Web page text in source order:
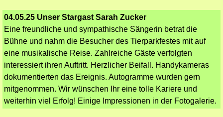
04.05.25 Unser Stargast Sarah Zucker
Eine freundliche und sympathische Sängerin betrat die
Bühne und nahm die Besucher des Tierparkfestes mit auf
eine musikalische Reise. Zahlreiche Gäste verfolgten
interessiert ihren Auftritt. Herzlicher Beifall. Handykameras
dokumentierten das Ereignis. Autogramme wurden gern
mitgenommen. Wir wünschen Ihr eine tolle Kariere und
weiterhin viel Erfolg! Einige Impressionen in der Fotogalerie.